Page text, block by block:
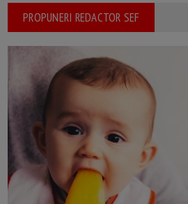
PROPUNERI REDACTOR SEF